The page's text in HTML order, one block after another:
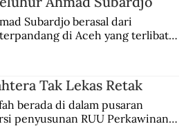
Subardjo berasal dari
di Aceh yang terlibat
Anaknya mengikuti jejaknya.
Tak Lekas Retak
berada di dalam pusaran
penyusunan RUU Perkawinan.